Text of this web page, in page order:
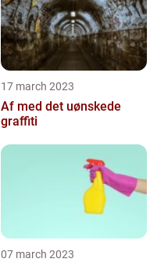
17 march 2023
Af med det uønskede
graffiti
07 march 2023